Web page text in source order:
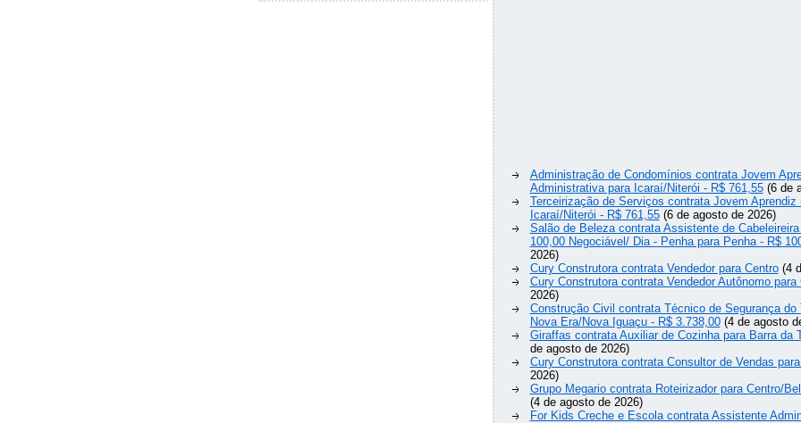
Administração de Condomínios contrata Jovem
Administrativa para Icaraí/Niterói - R$ 761,55(6 de
Terceirização de Serviços contrata Jovem Aprendiz
Icaraí/Niterói - R$ 761,55(6 de agosto de 2026)
Salão de Beleza contrata Assistente de
100,00 Negociável/ Dia - Penha para Penha - R$
2026)
Cury Construtora contrata Vendedor para Centro(4
Cury Construtora contrata Vendedor Autônomo para
2026)
Construção Civil contrata Técnico de Segurança do
Nova Era/Nova Iguaçu - R$ 3.738,00(4 de agosto
Giraffas contrata Auxiliar de Cozinha para Barra da
de agosto de 2026)
Cury Construtora contrata Consultor de Vendas
2026)
Grupo Megario contrata Roteirizador para Centro/
(4 de agosto de 2026)
For Kids Creche e Escola contrata Assistente